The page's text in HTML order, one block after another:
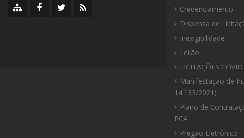
MapaFacebookTwitter/X
RSS
Credenciamento
Dispensa de
Inexigibilidade
Leilão
LICITAÇÕES
Manifestação de
14.133/2021)
Plano de
PCA
Pregão Eletrônico